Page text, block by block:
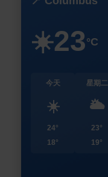
☀️23°C
今天
☀️
24°
18°
星期二
🌥️
23°
19°